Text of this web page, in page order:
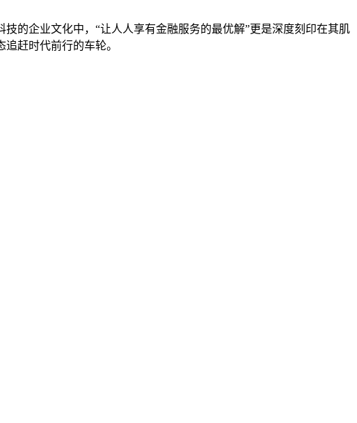
的企业文化中，“让人人享有金融服务的最优解”更是深度刻印在其肌
赶时代前行的车轮。